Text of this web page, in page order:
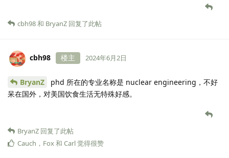
cbh98和 BryanZ 回复了此帖
cbh98 楼主 2024年6月2日
BryanZ
phd 所在的专业名称是 nuclear engineering，不好
呆在国外，对美国饮食生活无特殊好感。
BryanZ 回复了此帖
Cauch ， Fox和 Carl觉得很赞